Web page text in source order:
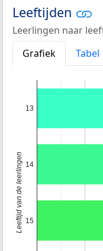
Leeftijden
Leerlingen naar
Grafiek
Tabel
13
14
15
Leeftijd van de leerlingen